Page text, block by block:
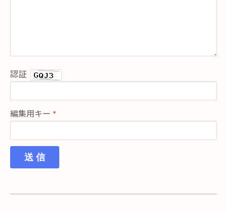
認証
編集用キー
送 信